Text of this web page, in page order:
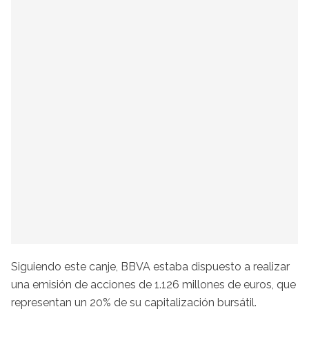
Siguiendo este canje, BBVA estaba dispuesto a realizar
una emisión de acciones de 1.126 millones de euros, que
representan un 20% de su capitalización bursátil.